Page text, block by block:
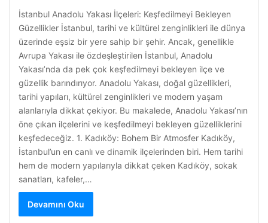
İstanbul Anadolu Yakası İlçeleri: Keşfedilmeyi Bekleyen
Güzellikler İstanbul, tarihi ve kültürel zenginlikleri ile dünya
üzerinde eşsiz bir yere sahip bir şehir. Ancak, genellikle
Avrupa Yakası ile özdeşleştirilen İstanbul, Anadolu
Yakası’nda da pek çok keşfedilmeyi bekleyen ilçe ve
güzellik barındırıyor. Anadolu Yakası, doğal güzellikleri,
tarihi yapıları, kültürel zenginlikleri ve modern yaşam
alanlarıyla dikkat çekiyor. Bu makalede, Anadolu Yakası’nın
öne çıkan ilçelerini ve keşfedilmeyi bekleyen güzelliklerini
keşfedeceğiz. 1. Kadıköy: Bohem Bir Atmosfer Kadıköy,
İstanbul’un en canlı ve dinamik ilçelerinden biri. Hem tarihi
hem de modern yapılarıyla dikkat çeken Kadıköy, sokak
sanatları, kafeler,…
Devamını Oku